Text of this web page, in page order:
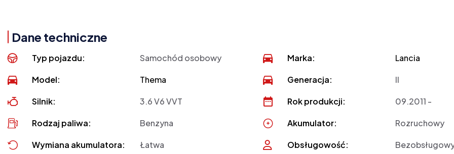
Dane techniczne
Typ pojazdu: Samochód osobowy Marka: Lancia
Model: Thema Generacja: II
Silnik: 3.6 V6 VVT Rok produkcji: 09.2011 -
Rodzaj paliwa: Benzyna Akumulator: Rozruchowy
Wymiana akumulatora: Łatwa Obsługowość: